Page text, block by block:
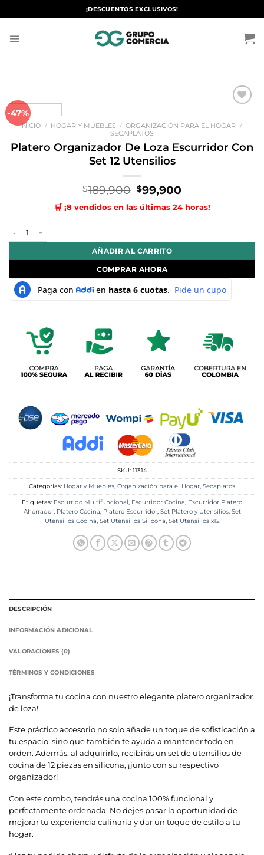
al
¡DESCUENTOS EXCLUSIVOS!
-47%
lista de
INICIO / HOGAR Y MUEBLES / ORGANIZACIÓN PARA EL HOGAR /
SECAPLATOS
Platero Organizador De Loza Escurridor Con
Set 12 Utensilios
$189,900 El
precio
original
$99,900El
precio
actual
🛒 ¡8 vendidos en las últimas 24 horas!
AÑADIR AL CARRITO
COMPRAR AHORA
SKU: 11314
Categorías: Hogar y Muebles, Organización para el Hogar, Secaplatos
Etiquetas: Escurrido Multifuncional, Escurridor Cocina, Escurridor Platero
Ahorrador, Platero Cocina, Platero Escurridor, Set Platero y Utensilios, Set
Utensilios Cocina, Set Utensilios Silicona, Set Utensilios x12
DESCRIPCIÓN
INFORMACIÓN ADICIONAL
VALORACIONES (0)
TÉRMINOS Y CONDICIONES
¡Transforma tu cocina con nuestro elegante platero organizador
de loza!
Este práctico accesorio no solo añade un toque de sofisticación a
tu espacio, sino que también te ayuda a mantener todo en
orden. Además, al adquirirlo, recibirás un set de utensilios de
cocina de 12 piezas en silicona, ¡junto con su respectivo
organizador!
Con este combo, tendrás una cocina 100% funcional y
perfectamente ordenada. No dejes pasar la oportunidad de
mejorar tu experiencia culinaria y dar un toque de estilo a tu
hogar.